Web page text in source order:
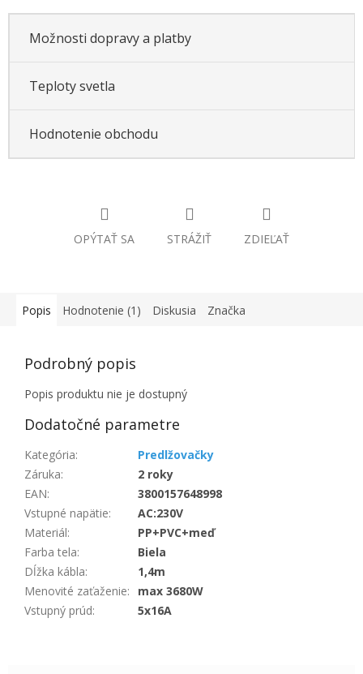
Možnosti dopravy a platby
Teploty svetla
Hodnotenie obchodu
OPÝTAŤ SA STRÁŽIŤ ZDIEĽAŤ
Popis Hodnotenie (1) Diskusia Značka
Podrobný popis
Popis produktu nie je dostupný
Dodatočné parametre
Kategória:
Predlžovačky
Záruka:
2 roky
EAN:
3800157648998
Vstupné napätie:
AC:230V
Materiál:
PP+PVC+meď
Farba tela:
Biela
Dĺžka kábla:
1,4m
Menovité zaťaženie:
max 3680W
Vstupný prúd: 5x16A